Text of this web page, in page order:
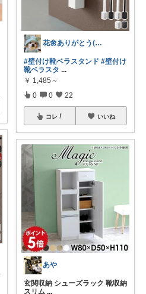
花🌼ありがとう(*･ω･)*_ _)ﾍ
#壁付け靴ベラスタンド #壁付け
靴ベラスタ ...
￥ 1,485～
0 0 22
コレ いいね
あや
玄関収納 シューズラック 靴収納
スリム ...